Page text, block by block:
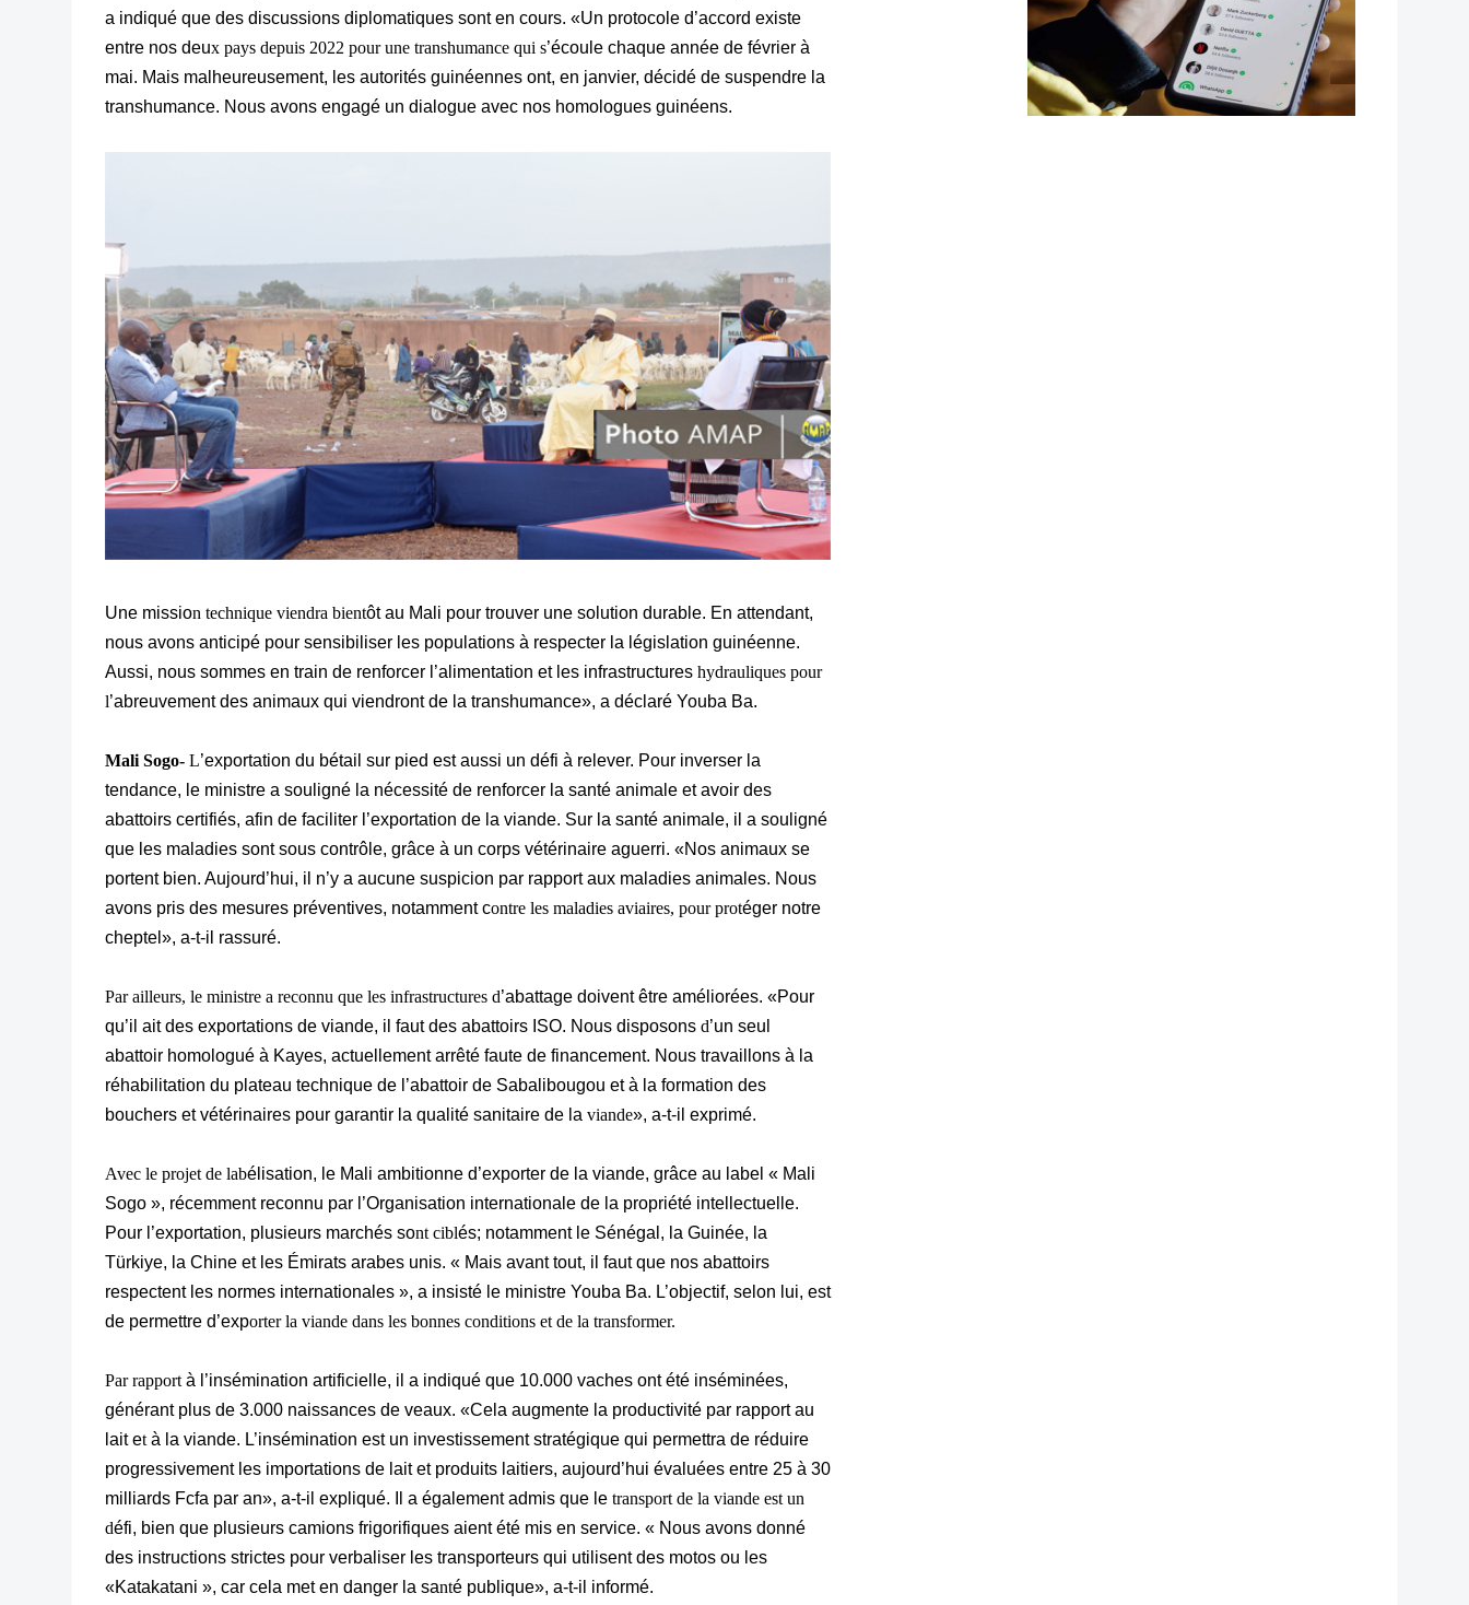
a indiqué que des discussions diplomatiques sont en cours. «Un protocole d’accord existe
entre nos deux pays depuis 2022 pour une transhumance qui s’écoule chaque année de février à
mai. Mais malheureusement, les autorités guinéennes ont, en janvier, décidé de suspendre la
transhumance. Nous avons engagé un dialogue avec nos homologues guinéens.
Une mission technique viendra bientôt au Mali pour trouver une solution durable. En attendant,
nous avons anticipé pour sensibiliser les populations à respecter la législation guinéenne.
Aussi, nous sommes en train de renforcer l’alimentation et les infrastructures hydrauliques pour
l’abreuvement des animaux qui viendront de la transhumance», a déclaré Youba Ba.
Mali Sogo- L’exportation du bétail sur pied est aussi un défi à relever. Pour inverser la
tendance, le ministre a souligné la nécessité de renforcer la santé animale et avoir des
abattoirs certifiés, afin de faciliter l’exportation de la viande. Sur la santé animale, il a souligné
que les maladies sont sous contrôle, grâce à un corps vétérinaire aguerri. «Nos animaux se
portent bien. Aujourd’hui, il n’y a aucune suspicion par rapport aux maladies animales. Nous
avons pris des mesures préventives, notamment contre les maladies aviaires, pour protéger notre
cheptel», a-t-il rassuré.
Par ailleurs, le ministre a reconnu que les infrastructures d’abattage doivent être améliorées. «Pour
qu’il ait des exportations de viande, il faut des abattoirs ISO. Nous disposons d’un seul
abattoir homologué à Kayes, actuellement arrêté faute de financement. Nous travaillons à la
réhabilitation du plateau technique de l’abattoir de Sabalibougou et à la formation des
bouchers et vétérinaires pour garantir la qualité sanitaire de la viande», a-t-il exprimé.
Avec le projet de labélisation, le Mali ambitionne d’exporter de la viande, grâce au label « Mali
Sogo », récemment reconnu par l’Organisation internationale de la propriété intellectuelle.
Pour l’exportation, plusieurs marchés sont ciblés; notamment le Sénégal, la Guinée, la
Türkiye, la Chine et les Émirats arabes unis. « Mais avant tout, il faut que nos abattoirs
respectent les normes internationales », a insisté le ministre Youba Ba. L’objectif, selon lui, est
de permettre d’exporter la viande dans les bonnes conditions et de la transformer.
Par rapport à l’insémination artificielle, il a indiqué que 10.000 vaches ont été inséminées,
générant plus de 3.000 naissances de veaux. «Cela augmente la productivité par rapport au
lait et à la viande. L’insémination est un investissement stratégique qui permettra de réduire
progressivement les importations de lait et produits laitiers, aujourd’hui évaluées entre 25 à 30
milliards Fcfa par an», a-t-il expliqué. Il a également admis que le transport de la viande est un
défi, bien que plusieurs camions frigorifiques aient été mis en service. « Nous avons donné
des instructions strictes pour verbaliser les transporteurs qui utilisent des motos ou les
«Katakatani », car cela met en danger la santé publique», a-t-il informé.